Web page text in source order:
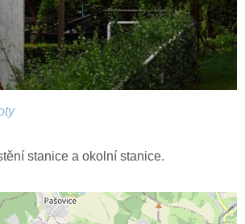
stanice a okolní stanice.